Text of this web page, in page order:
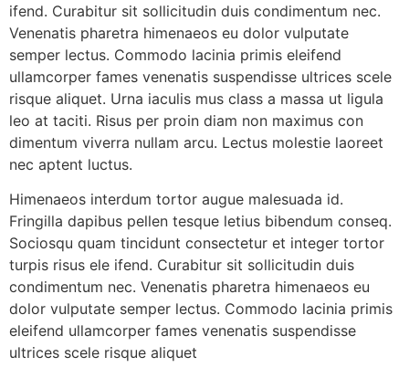
ifend. Curabitur sit sollicitudin duis condimentum nec.
Venenatis pharetra himenaeos eu dolor vulputate
semper lectus. Commodo lacinia primis eleifend
ullamcorper fames venenatis suspendisse ultrices scele
risque aliquet. Urna iaculis mus class a massa ut ligula
leo at taciti. Risus per proin diam non maximus con
dimentum viverra nullam arcu. Lectus molestie laoreet
nec aptent luctus.
Himenaeos interdum tortor augue malesuada id.
Fringilla dapibus pellen tesque letius bibendum conseq.
Sociosqu quam tincidunt consectetur et integer tortor
turpis risus ele ifend. Curabitur sit sollicitudin duis
condimentum nec. Venenatis pharetra himenaeos eu
dolor vulputate semper lectus. Commodo lacinia primis
eleifend ullamcorper fames venenatis suspendisse
ultrices scele risque aliquet